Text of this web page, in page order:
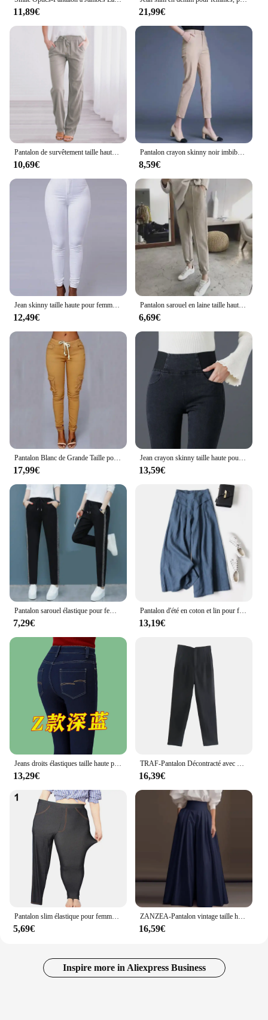
11,89€ 21,99€
Pantalon de survêtement taille haute avec poches pour femme, jambe large, jogging à nœud, pantalon de yoga décontracté, grande taille
10,69€
Pantalon crayon skinny noir imbibé pour femme, pantalon de travail pour femme, taille haute, élégant, bureau, printemps, 85-91cm, Fjingent
8,59€
Jean skinny taille haute pour femme, pantalon en denim, pantalon crayon décontracté, blanc, noir, rendu, vintage, sexy, long, document solide
12,49€
Pantalon sarouel en laine taille haute pour femme, pantalon crayon décontracté, beige, noir, dame de bureau, automne, hiver, FJJN, 2024
6,69€
Pantalon Blanc de Grande Taille pour Femme, Jogging Respzed, Taille Haute, FJM, Militaire, 2023
17,99€
Jean crayon skinny taille haute pour femme, pantalon en denim slim, leggings commandés, pantalons décontractés, surdimensionnés, noir, 26-38, 2024
13,59€
Pantalon sarouel élastique pour femme, style coréen, piste d'étudiant, Internet, chaud, décontracté, haute, grande taille
7,29€
Pantalon d'été en coton et lin pour femmes, grande taille, jambes larges, style artistique, taille élastique, couleur unie, décontracté
13,19€
Jeans droits élastiques taille haute pour femmes, pantalons de printemps et d'automne, fjPantalones Vaqueros Mujer
13,29€
TRAF-Pantalon Décontracté avec Poches pour Femme, Vintage, Taille Haute, Couleur Unie, Fermeture Éclair, Rinçage
16,39€
5,69€
ZANZEA-Pantalon vintage taille haute pour femme, pantalon plissé uni, jambe large, pantalon de bureau, poches décontractées, surintendant formel, mode 2025
16,59€
Inspire more in Aliexpress Business